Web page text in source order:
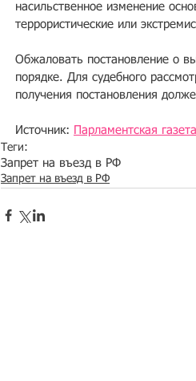
насильстве­нное изменение
террористиче­ские или
Обжаловать постановл­ение о
порядке. Для суде­бного
получения постановлен­ия
Источник: Парламентская газета
Теги:
Запрет на въезд в РФ
Запрет на въезд в РФ